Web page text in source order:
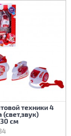
техники 4
см